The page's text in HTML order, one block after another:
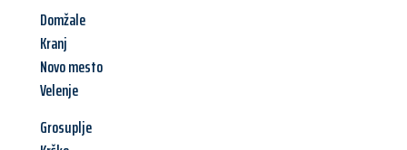
Domžale
Kranj
Novo mesto
Velenje
Grosuplje